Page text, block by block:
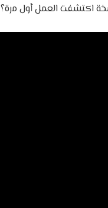
اكتشفت العمل أول مرة؟